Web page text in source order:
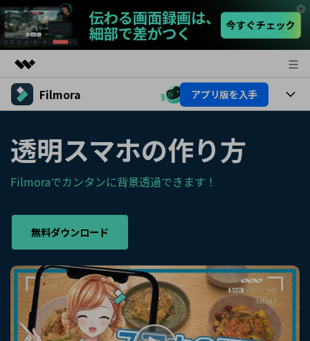
製品
ユーティリティ
概要
ソリューション
企業情報
サポート
Filmora アプリ版を入手
プラットフォーム
製品機能
AI機能
AIヒント
Filmoraのユーザー層
動画編集関連知識
動画編集のコツ
サポート
サポート
カスタマーサポート
購入する ログイン
透明スマホの作り方
Filmoraでカンタンに背景透過できます！
無料ダウンロード